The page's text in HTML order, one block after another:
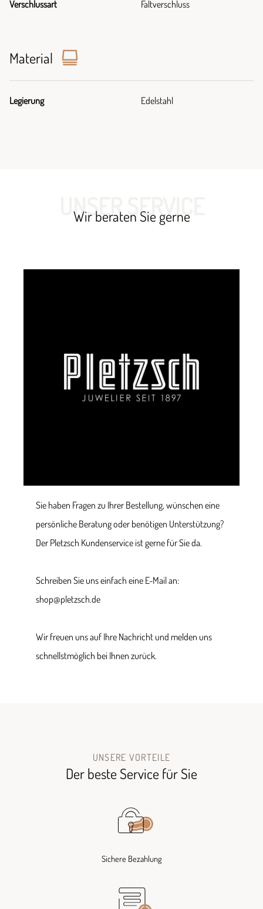
Verschlussart Faltverschluss
Material
Legierung Edelstahl
UNSER SERVICE
Wir beraten Sie gerne
Sie haben Fragen zu Ihrer Bestellung, wünschen eine
persönliche Beratung oder benötigen Unterstützung?
Der Pletzsch Kundenservice ist gerne für Sie da.
Schreiben Sie uns einfach eine E-Mail an:
shop@pletzsch.de
Wir freuen uns auf Ihre Nachricht und melden uns
schnellstmöglich bei Ihnen zurück.
UNSERE VORTEILE
Der beste Service für Sie
Sichere Bezahlung